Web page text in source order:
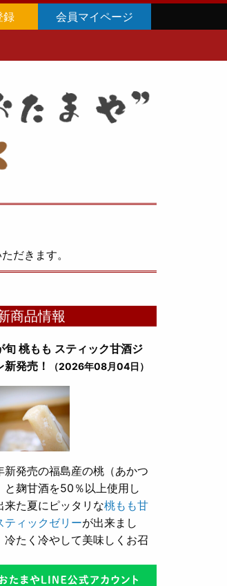
録 会員マイページ
だきます。
商品情報
旬 桃もも スティック甘酒ジ
新発売！
（2026年08月04日）
新発売の福島産の桃（あかつ
と麹甘酒を50％以上使用し
来た夏にピッタリな桃もも甘
ティックゼリーが出来まし
冷たく冷やして美味しくお召